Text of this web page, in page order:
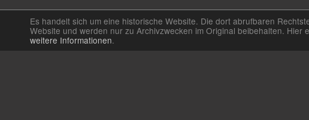
Es handelt sich um eine historische Website. Die dort abrufbaren
Website und werden nur zu Archivzwecken im Original beibehalten.
weitere Informationen.